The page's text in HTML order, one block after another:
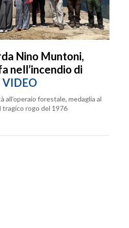
Nino Muntoni,
nell’incendio di
VIDEO
all’operaio forestale, medaglia al
rogo del 1976